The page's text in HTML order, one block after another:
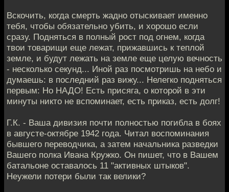
Вскочить, когда смерть жадно отыскивает именно
тебя, чтобы обязательно убить, и хорошо если
сразу. Подняться в полный рост под огнем, когда
твои товарищи еще лежат, прижавшись к теплой
земле, и будут лежать на земле еще целую вечность
- несколько секунд... Иной раз посмотришь на небо и
думаешь: в последний раз вижу... Нелегко подняться
первым: Но НАДО! Есть присяга, о которой в эти
минуты никто не вспоминает, есть приказ, есть долг!
Г.К. - Ваша дивизия почти полностью погибла в боях
в августе-октябре 1942 года. Читал воспоминания
бывшего переводчика, а затем начальника разведки
Вашего полка Ивана Кружко. Он пишет, что в Вашем
батальоне оставалось 11 "активных штыков".
Неужели потери были так велики?